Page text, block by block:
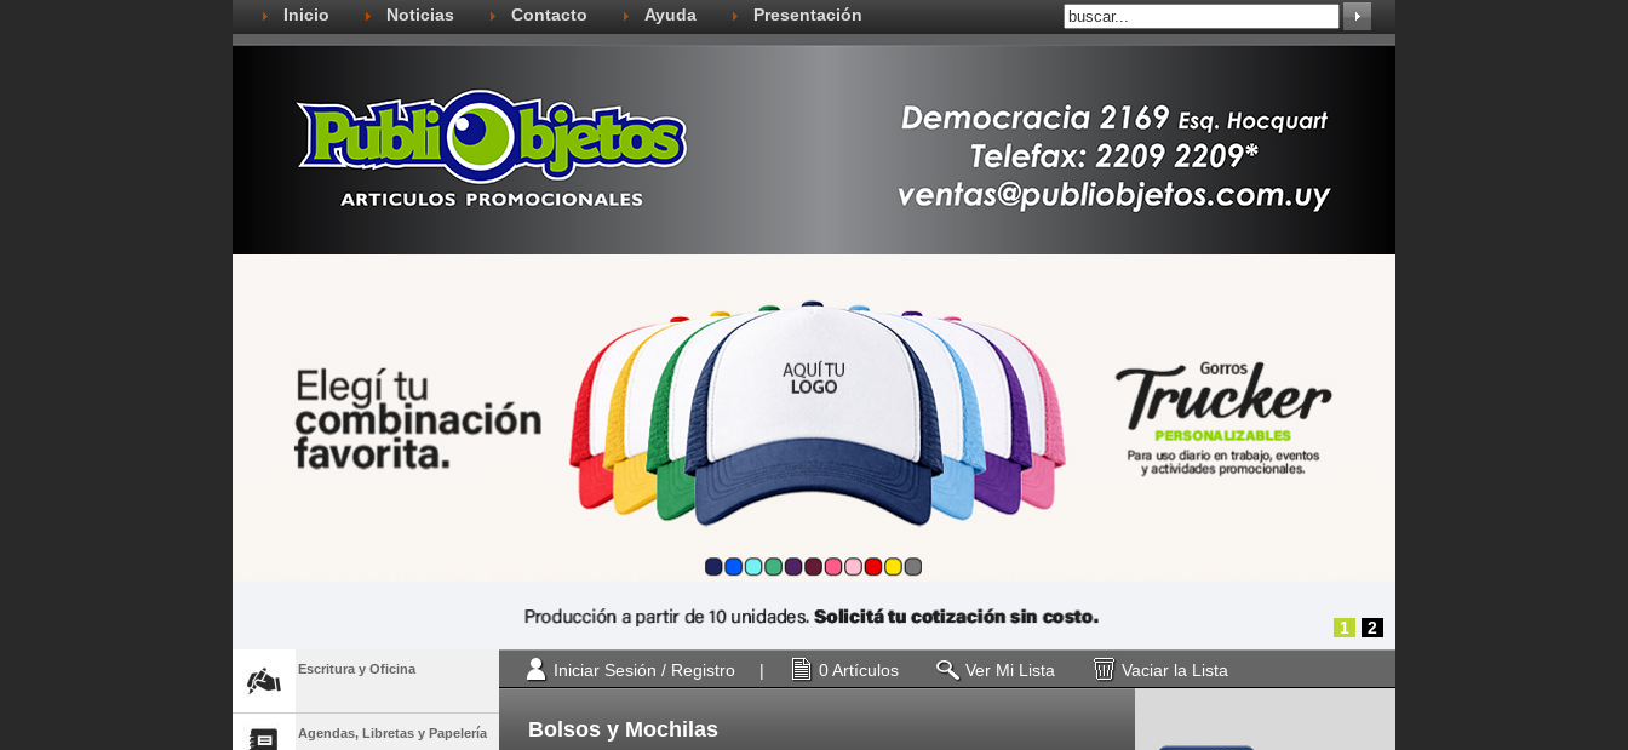
Inicio Noticias Contacto Ayuda Presentación
1 2
Escritura y Oficina
Agendas, Libretas y Papelería
Iniciar Sesión / Registro | 0 Artículos Ver Mi Lista Vaciar la Lista
Bolsos y Mochilas